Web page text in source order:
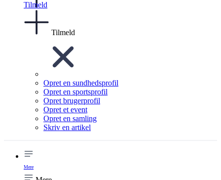
Tilmeld
Tilmeld
Opret en sundhedsprofil
Opret en sportsprofil
Opret brugerprofil
Opret et event
Opret en samling
Skriv en artikel
Mere